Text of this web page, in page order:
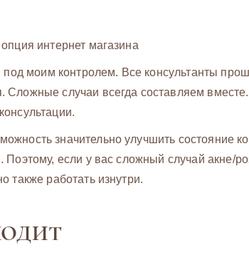
интернет магазина
под моим контролем. Все консультанты
случаи всегда составляем
значительно улучшить состояние
если у вас сложный случай акне/
также работать изнутри.